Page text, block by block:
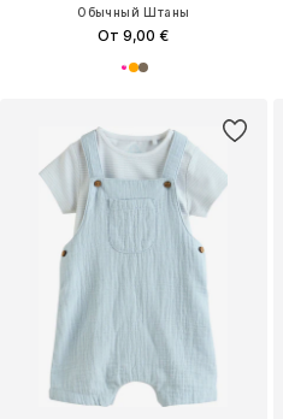
Обычный Штаны
От 9,00 €